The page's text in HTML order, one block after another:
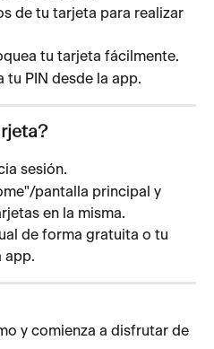
de tu tarjeta para realizar
tu tarjeta fácilmente.
tu PIN desde la app.
sesión.
pantalla principal y
en la misma.
de forma gratuita o tu
app.
y comienza a disfrutar de